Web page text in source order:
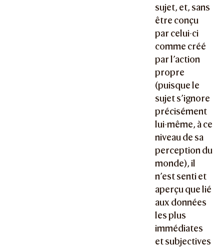
sujet, et, sans
être conçu
par celui-ci
comme créé
par l’action
propre
(puisque le
sujet s’ignore
précisément
lui-même, à ce
niveau de sa
perception du
monde), il
n’est senti et
aperçu que lié
aux données
les plus
immédiates
et subjectives